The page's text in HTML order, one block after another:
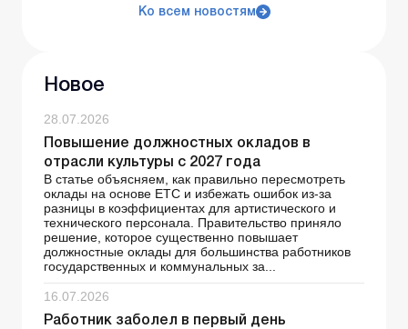
Ко всем новостям
Новое
28.07.2026
Повышение должностных окладов в
отрасли культуры с 2027 года
В статье объясняем, как правильно пересмотреть
оклады на основе ЕТС и избежать ошибок из-за
разницы в коэффициентах для артистического и
технического персонала. Правительство приняло
решение, которое существенно повышает
должностные оклады для большинства работников
государственных и коммунальных за...
16.07.2026
Работник заболел в первый день